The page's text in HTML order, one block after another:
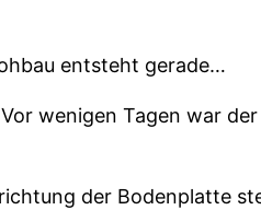
entsteht gerade…
wenigen Tagen war der
der Bodenplatte